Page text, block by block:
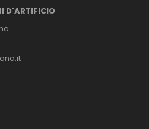
D'ARTIFICIO